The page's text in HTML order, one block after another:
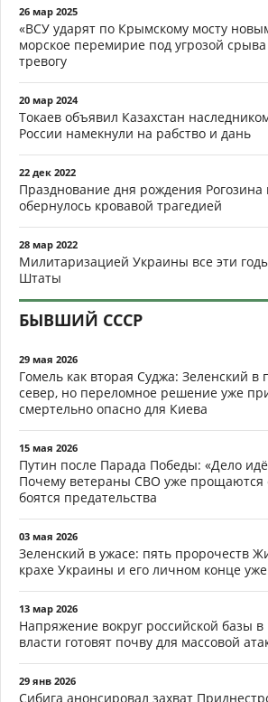
26 мар 2025
«ВСУ ударят по Крымскому мосту
морское перемирие под угрозой
тревогу
20 мар 2024
Токаев объявил Казахстан
России намекнули на рабство и дань
22 дек 2022
Празднование дня рождения Рогозина
обернулось кровавой трагедией
28 мар 2022
Милитаризацией Украины все эти
Штаты
БЫВШИЙ СССР
29 мая 2026
Гомель как вторая Суджа: Зеленский в
север, но переломное решение уже
смертельно опасно для Киева
15 мая 2026
Путин после Парада Победы: «Дело
Почему ветераны СВО уже прощаются
боятся предательства
03 мая 2026
Зеленский в ужасе: пять пророчеств
крахе Украины и его личном конце
13 мар 2026
Напряжение вокруг российской базы
власти готовят почву для массовой
29 янв 2026
Сибига анонсировал захват